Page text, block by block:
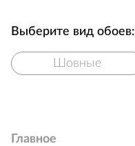
Выберите вид обоев:
Шовные
Главное